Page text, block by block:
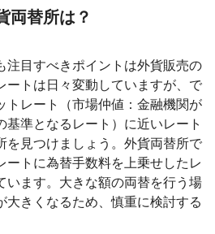
両替所は？
注目すべきポイントは外貨販売の
ートは日々変動していますが、で
トレート（市場仲値：金融機関が
基準となるレート）に近いレート
を見つけましょう。外貨両替所で
ートに為替手数料を上乗せしたレ
います。大きな額の両替を行う場
大きくなるため、慎重に検討する